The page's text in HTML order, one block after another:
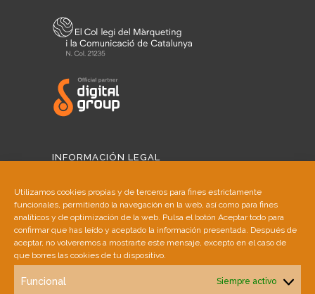
Utilizamos cookies propias y de terceros para fines estrictamente
funcionales, permitiendo la navegación en la web, así como para fines
analíticos y de optimización de la web. Pulsa el botón Aceptar todo para
confirmar que has leído y aceptado la información presentada. Después de
aceptar, no volveremos a mostrarte este mensaje, excepto en el caso de
que borres las cookies de tu dispositivo.
Funcional Siempre activo
INFORMACIÓN LEGAL
Política de Cookies
Política de Privacidad